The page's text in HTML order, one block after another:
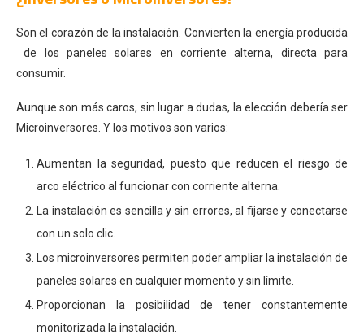
Son el corazón de la instalación. Convierten la energía producida
de los paneles solares en corriente alterna, directa para
consumir.
Aunque son más caros, sin lugar a dudas, la elección debería ser
Microinversores. Y los motivos son varios:
Aumentan la seguridad, puesto que reducen el riesgo de
arco eléctrico al funcionar con corriente alterna.
La instalación es sencilla y sin errores, al fijarse y conectarse
con un solo clic.
Los microinversores permiten poder ampliar la instalación de
paneles solares en cualquier momento y sin límite.
Proporcionan la posibilidad de tener constantemente
monitorizada la instalación.